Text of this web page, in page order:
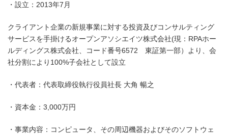
・設立：2013年7月
クライアント企業の新規事業に対する投資及びコンサルティング
サービスを手掛けるオープンアソシエイツ株式会社(現：RPAホー
ルディングス株式会社、コード番号6572 東証第一部）より、会
社分割により100%子会社として設立
・代表者：代表取締役執行役員社長 大角 暢之
・資本金：3,000万円
・事業内容：コンピュータ、その周辺機器およびそのソフトウェ